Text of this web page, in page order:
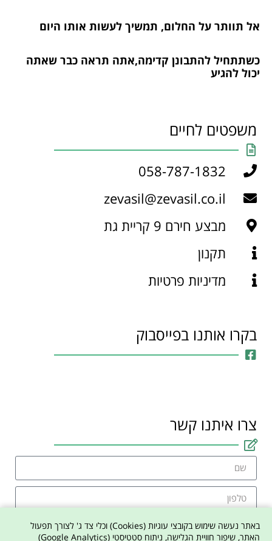
אל תוותר על החלום, תמשיך לעשות אותו היום
כשתתחיל להתבונן קדימה,אתה תראה כבר שאתה
יכול להגיע
משפטים לחיים
058-787-1832
zevasil@zevasil.co.il
מבצע חירם 9 קריית גת
תקנון
מדיניות פרטיות
בקרו אותנו בפייסבוק
צרו איתנו קשר
באתר נעשה שימוש בקובצי עוגיות (Cookies) וכלי צד ג' לצורך תפעול
האתר, שיפור חוויית הגלישה, ניתוח סטטיסטי (Google Analytics)